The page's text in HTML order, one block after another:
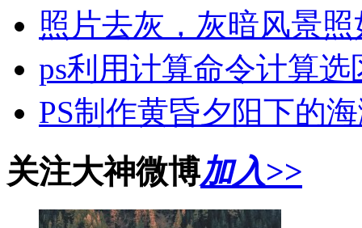
照片去灰，灰暗风景
ps利用计算命令计算
PS制作黄昏夕阳下的
关注大神微博加入>>